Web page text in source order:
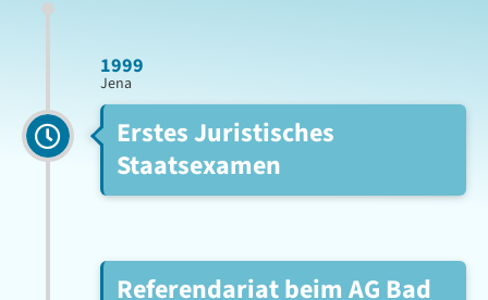
1999
Jena
Erstes Juristisches
Staatsexamen
Referendariat beim AG Bad